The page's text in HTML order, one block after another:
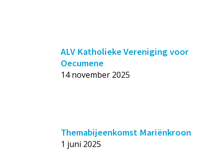
ALV Katholieke Vereniging voor
Oecumene
14 november 2025
Themabijeenkomst Mariënkroon
1 juni 2025